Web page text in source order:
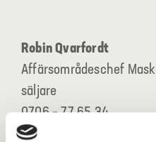
Robin Qvarfordt
Affärsområdeschef
säljare
0706 – 77 65 34